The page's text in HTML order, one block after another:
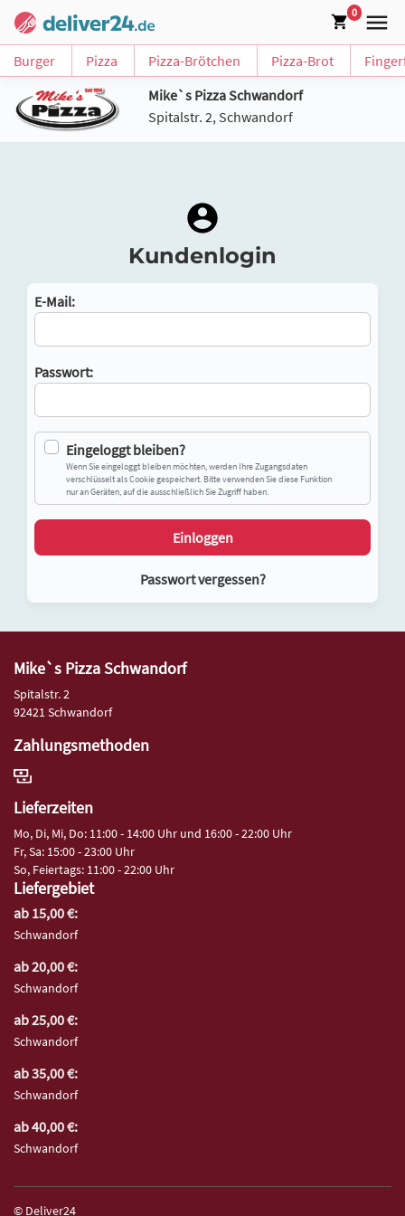
0
Burger Pizza Pizza-Brötchen Pizza-Brot
Mike`s Pizza Schwandorf
Spitalstr. 2, Schwandorf
Kundenlogin
E-Mail:
Passwort:
Eingeloggt bleiben?
Wenn Sie eingeloggt bleiben möchten, werden Ihre Zugangsdaten
verschlüsselt als Cookie gespeichert. Bitte verwenden Sie diese Funktion
nur an Geräten, auf die ausschließlich Sie Zugriff haben.
Einloggen
Passwort vergessen?
Mike`s Pizza Schwandorf
Spitalstr. 2
92421 Schwandorf
Zahlungsmethoden
Lieferzeiten
Mo, Di, Mi, Do: 11:00 - 14:00 Uhr und 16:00 - 22:00 Uhr
Fr, Sa: 15:00 - 23:00 Uhr
So, Feiertags: 11:00 - 22:00 Uhr
Liefergebiet
ab 15,00 €:
Schwandorf
ab 20,00 €:
Schwandorf
ab 25,00 €:
Schwandorf
ab 35,00 €:
Schwandorf
ab 40,00 €:
Schwandorf
© Deliver24